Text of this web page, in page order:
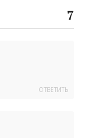
7
ОТВЕТИТЬ